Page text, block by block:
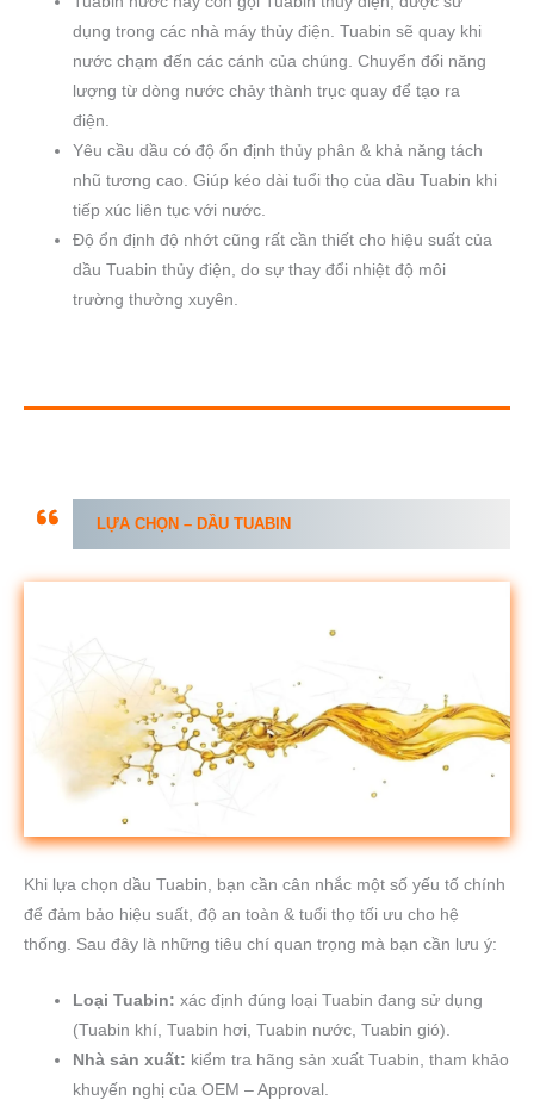
dụng trong các nhà máy thủy điện. Tuabin sẽ quay khi
nước chạm đến các cánh của chúng. Chuyển đổi năng
lượng từ dòng nước chảy thành trục quay để tạo ra
điện.
Yêu cầu dầu có độ ổn định thủy phân & khả năng tách
nhũ tương cao. Giúp kéo dài tuổi thọ của dầu Tuabin khi
tiếp xúc liên tục với nước.
Độ ổn định độ nhớt cũng rất cần thiết cho hiệu suất của
dầu Tuabin thủy điện, do sự thay đổi nhiệt độ môi
trường thường xuyên.
LỰA CHỌN – DẦU TUABIN
Khi lựa chọn dầu Tuabin, bạn cần cân nhắc một số yếu tố chính
để đảm bảo hiệu suất, độ an toàn & tuổi thọ tối ưu cho hệ
thống. Sau đây là những tiêu chí quan trọng mà bạn cần lưu ý:
Loại Tuabin: xác định đúng loại Tuabin đang sử dụng
(Tuabin khí, Tuabin hơi, Tuabin nước, Tuabin gió).
Nhà sản xuất: kiểm tra hãng sản xuất Tuabin, tham khảo
khuyến nghị của OEM – Approval.